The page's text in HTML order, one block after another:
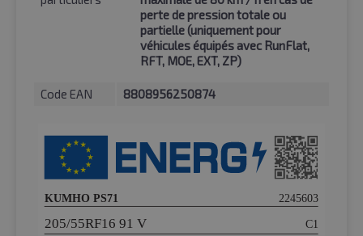
perte de pression totale ou
partielle (uniquement pour
véhicules équipés avec RunFlat,
RFT, MOE, EXT, ZP)
Code EAN 8808956250874